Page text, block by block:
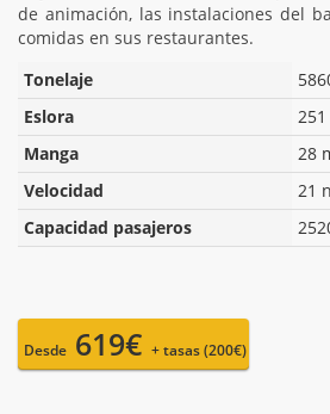
de animación, las instalaciones del
comidas en sus restaurantes.
Tonelaje
Eslora
Manga
28
Velocidad
21
Capacidad pasajeros
Desde 619€ + tasas (200€)